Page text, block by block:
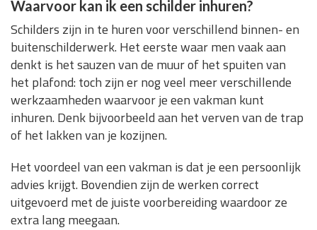
Waarvoor kan ik een schilder inhuren?
Schilders zijn in te huren voor verschillend binnen- en
buitenschilderwerk. Het eerste waar men vaak aan
denkt is het sauzen van de muur of het spuiten van
het plafond: toch zijn er nog veel meer verschillende
werkzaamheden waarvoor je een vakman kunt
inhuren. Denk bijvoorbeeld aan het verven van de trap
of het lakken van je kozijnen.
Het voordeel van een vakman is dat je een persoonlijk
advies krijgt. Bovendien zijn de werken correct
uitgevoerd met de juiste voorbereiding waardoor ze
extra lang meegaan.